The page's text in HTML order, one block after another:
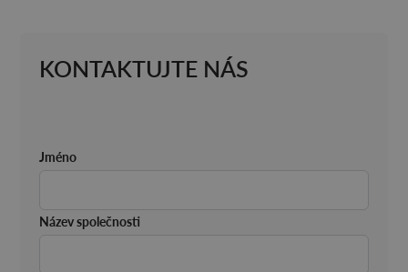
KONTAKTUJTE NÁS
Jméno
Název společnosti